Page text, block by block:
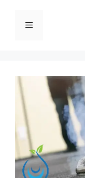
القائمة